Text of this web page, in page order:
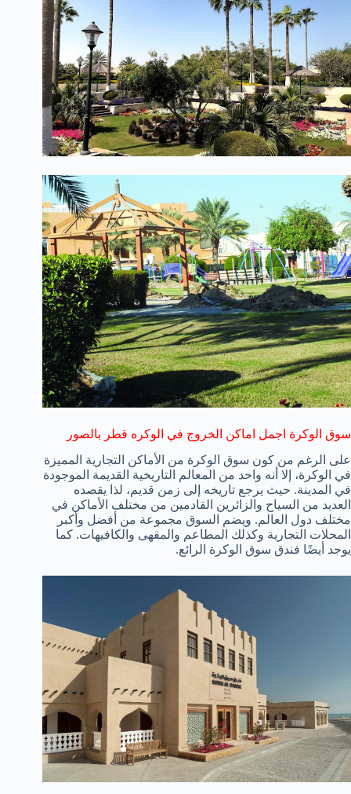
سوق الوكرة اجمل اماكن الخروج في الوكره قطر بالصور
على الرغم من كون سوق الوكرة من الأماكن التجارية المميزة
في الوكرة، إلا أنه واحد من المعالم التاريخية القديمة الموجودة
في المدينة. حيث يرجع تاريخه إلى زمن قديم، لذا يقصده
العديد من السياح والزائرين القادمين من مختلف الأماكن في
مختلف دول العالم. ويضم السوق مجموعة من أفضل وأكبر
المحلات التجارية وكذلك المطاعم والمقهى والكافيهات. كما
يوجد أيضًا فندق سوق الوكرة الرائع.